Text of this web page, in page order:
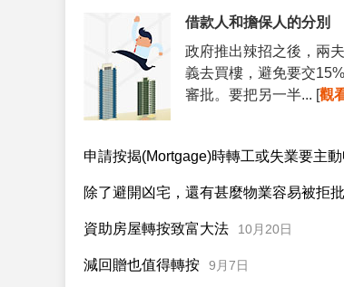
借款人和擔保人的分別
政府推出辣招之後，兩
義去買樓，避免要交
審批。要把另一半... [觀
申請按揭(Mortgage)時轉工或失業要主
除了避開凶宅，還有甚麼物業容易被拒
資助房屋轉按致富大法 10月20日
減回贈也值得轉按 9月7日